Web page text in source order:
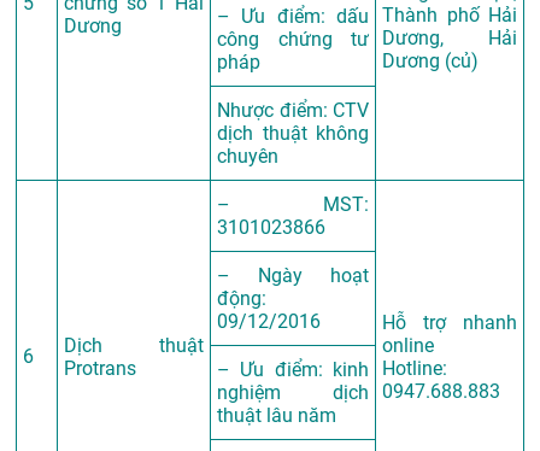
Dương
Thành phố Hải
Dương, Hải
Dương (củ)
– Ưu điểm: dấu
công chứng tư
pháp
Nhược điểm: CTV
dịch thuật không
chuyên
6
Dịch thuật
Protrans
– MST:
3101023866
Hỗ trợ nhanh
online
Hotline:
0947.688.883
– Ngày hoạt
động:
09/12/2016
– Ưu điểm: kinh
nghiệm dịch
thuật lâu năm